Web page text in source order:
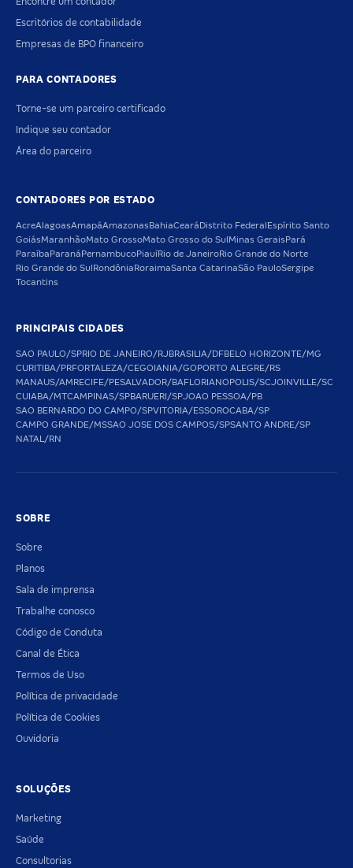
Escritórios de contabilidade
Empresas de BPO financeiro
PARA CONTADORES
Torne-se um parceiro certificado
Indique seu contador
Área do parceiro
CONTADORES POR ESTADO
AcreAlagoasAmapáAmazonas BahiaCeará Distrito Federal Espírito Santo
GoiásMaranhãoMato GrossoMato Grosso do Sul Minas Gerais Pará
Paraíba Paraná PernambucoPiauíRio de JaneiroRio Grande do Norte
Rio Grande do Sul Rondônia RoraimaSanta CatarinaSão PauloSergipe
Tocantins
PRINCIPAIS CIDADES
SAO PAULO/SPRIO DE JANEIRO/RJBRASILIA/DFBELO HORIZONTE/MG
CURITIBA/PRFORTALEZA/CEGOIANIA/GOPORTO ALEGRE/RS
MANAUS/AMRECIFE/PESALVADOR/BAFLORIANOPOLIS/SCJOINVILLE/SC
CUIABA/MTCAMPINAS/SPBARUERI/SPJOAO PESSOA/PB
SAO BERNARDO DO CAMPO/SPVITORIA/ESSOROCABA/SP
CAMPO GRANDE/MSSAO JOSE DOS CAMPOS/SPSANTO ANDRE/SP
NATAL/RN
SOBRE
Sobre
Planos
Sala de imprensa
Trabalhe conosco
Código de Conduta
Canal de Ética
Termos de Uso
Política de privacidade
Política de Cookies
Ouvidoria
SOLUÇÕES
Marketing
Saúde
Consultorias